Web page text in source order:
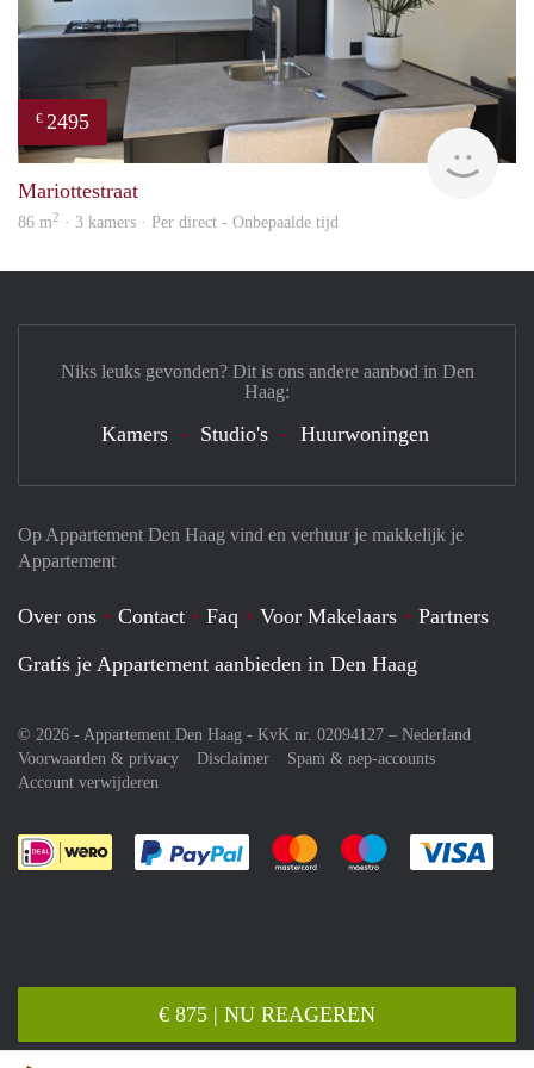
€ 875 | NU REAGEREN
€ 2495
Mariottestraat
86 m2 · 3 kamers · Per direct - Onbepaalde tijd
Op Appartement Den Haag vind en verhuur je makkelijk je
Appartement
Over ons Contact Faq Voor Makelaars
Partners
Gratis je Appartement aanbieden in Den Haag
© 2026 - Appartement Den Haag - KvK nr. 02094127 – Nederland
Voorwaarden & privacy
Disclaimer
Spam & nep-accounts
Account verwijderen
Je rekent gemakkelijk af met Paypal
Je rekent gemakkelijk af met
Je rekent
Niks leuks gevonden? Dit is ons andere aanbod in Den
Haag:
Kamers Studio's Huurwoningen